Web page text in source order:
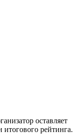
оставляет
рейтинга.